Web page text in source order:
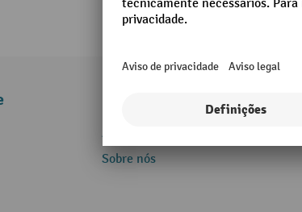
Assistência e ajuda
Sobre nós